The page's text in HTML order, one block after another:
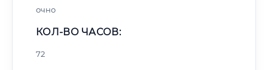
очно
КОЛ-ВО ЧАСОВ:
72